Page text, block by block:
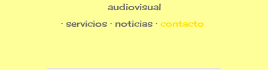
audiovisual
servicios
noticias contacto